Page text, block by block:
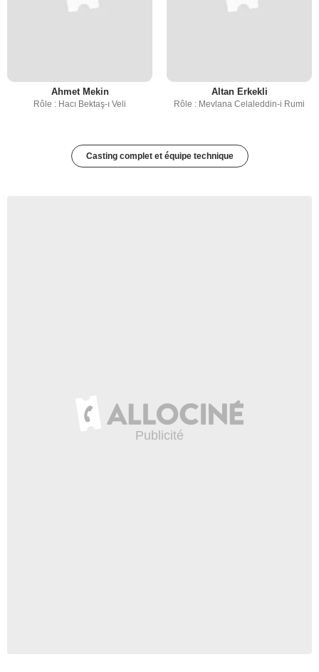
Ahmet Mekin
Rôle : Hacı Bektaş-ı Veli
Altan Erkekli
Rôle : Mevlana Celaleddin-i Rumi
Casting complet et équipe technique